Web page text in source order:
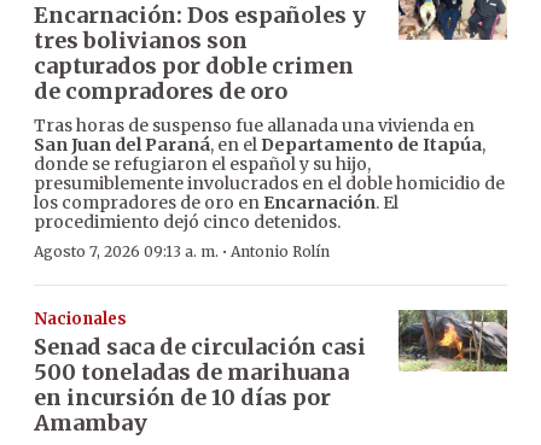
Encarnación: Dos españoles y
tres bolivianos son
capturados por doble crimen
de compradores de oro
Tras horas de suspenso fue allanada una vivienda en
San Juan del Paraná, en el Departamento de Itapúa,
donde se refugiaron el español y su hijo,
presumiblemente involucrados en el doble homicidio de
los compradores de oro en Encarnación. El
procedimiento dejó cinco detenidos.
Agosto 7, 2026 09:13 a. m. · Antonio Rolín
Nacionales
Senad saca de circulación casi
500 toneladas de marihuana
en incursión de 10 días por
Amambay